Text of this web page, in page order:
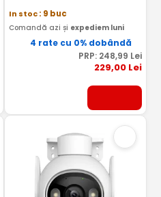
In stoc: 9 buc
Comandă azi și expediem luni
4 rate cu 0% dobândă
PRP: 248,99 Lei
229,00 Lei